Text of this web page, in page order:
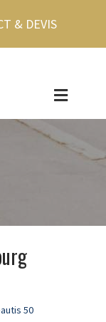
& DEVIS
50